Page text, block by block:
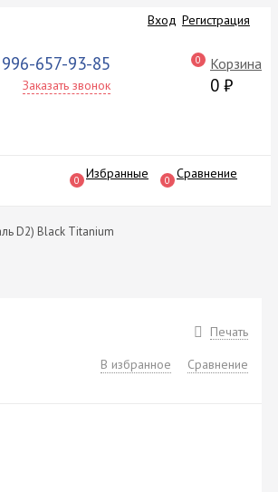
Вход Регистрация
657-93-85
Заказать звонок
0 Корзина
0 ₽
0 Избранные 0 Сравнение
D2) Black Titanium
Печать
В избранное Сравнение